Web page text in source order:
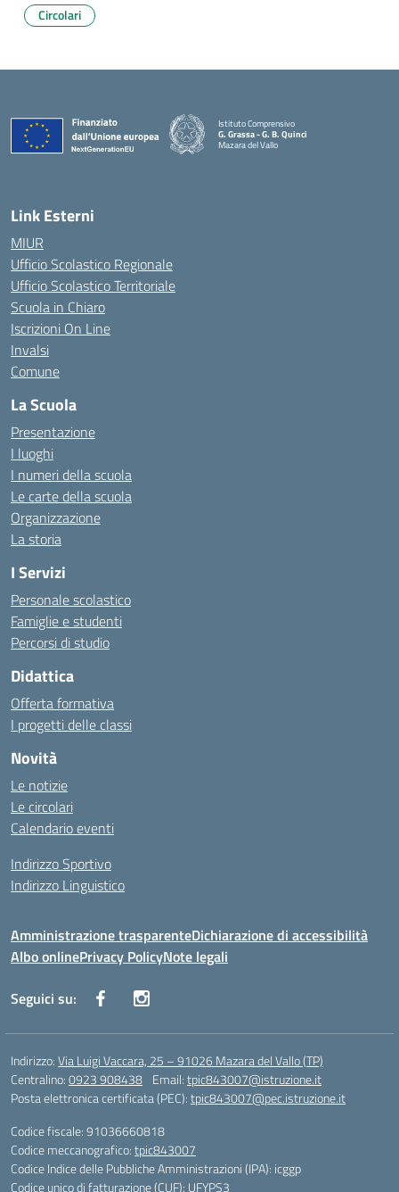
Circolari
Istituto Comprensivo
G. Grassa - G. B. Quinci
Mazara del Vallo
Link Esterni
MIUR
Ufficio Scolastico Regionale
Ufficio Scolastico Territoriale
Scuola in Chiaro
Iscrizioni On Line
Invalsi
Comune
La Scuola
Presentazione
I luoghi
I numeri della scuola
Le carte della scuola
Organizzazione
La storia
I Servizi
Personale scolastico
Famiglie e studenti
Percorsi di studio
Didattica
Offerta formativa
I progetti delle classi
Novità
Le notizie
Le circolari
Calendario eventi
Indirizzo Sportivo
Indirizzo Linguistico
Amministrazione trasparenteDichiarazione di accessibilità
Albo onlinePrivacy PolicyNote legali
Seguici su:
Indirizzo:Via Luigi Vaccara, 25 – 91026 Mazara del Vallo (TP)
Centralino:0923 908438 Email:tpic843007@istruzione.it
Posta elettronica certificata (PEC):tpic843007@pec.istruzione.it
Codice fiscale: 91036660818
Codice meccanografico:tpic843007
Codice Indice delle Pubbliche Amministrazioni (IPA): icggp
Codice unico di fatturazione (CUF): UFYPS3